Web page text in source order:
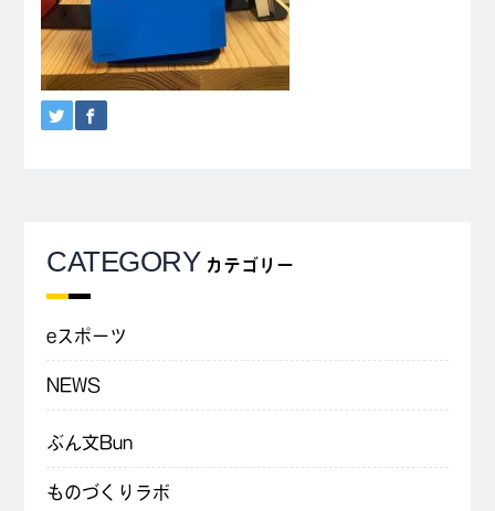
CATEGORY カテゴリー
eスポーツ
NEWS
ぶん文Bun
ものづくりラボ